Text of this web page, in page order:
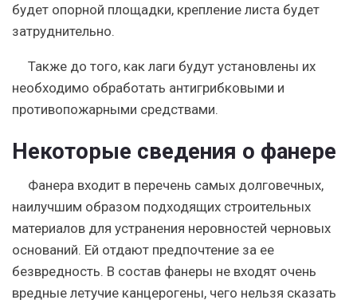
будет опорной площадки, крепление листа будет
затруднительно.
Также до того, как лаги будут установлены их
необходимо обработать антигрибковыми и
противопожарными средствами.
Некоторые сведения о фанере
Фанера входит в перечень самых долговечных,
наилучшим образом подходящих строительных
материалов для устранения неровностей черновых
оснований. Ей отдают предпочтение за ее
безвредность. В состав фанеры не входят очень
вредные летучие канцерогены, чего нельзя сказать